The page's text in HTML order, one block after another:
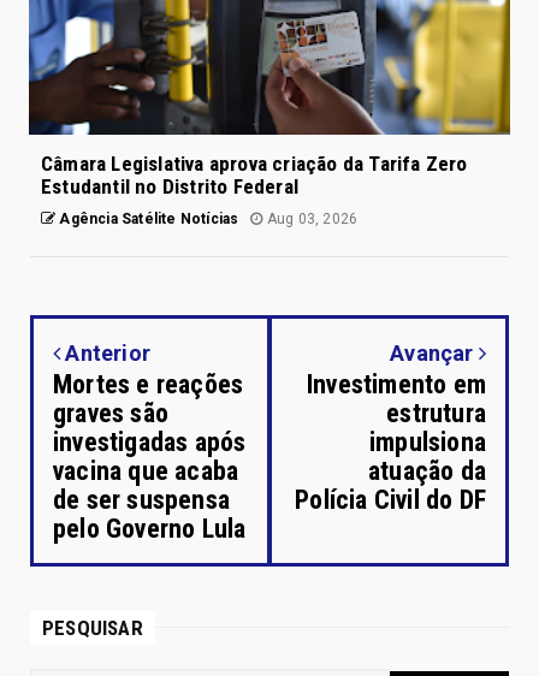
Câmara Legislativa aprova criação da Tarifa Zero
Estudantil no Distrito Federal
Agência Satélite Notícias Aug 03, 2026
Anterior
Mortes e reações
graves são
investigadas após
vacina que acaba
de ser suspensa
pelo Governo Lula
Avançar
Investimento em
estrutura
impulsiona
atuação da
Polícia Civil do DF
PESQUISAR